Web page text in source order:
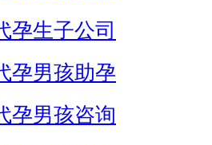
孕生子公司
孕男孩助孕
孕男孩咨询